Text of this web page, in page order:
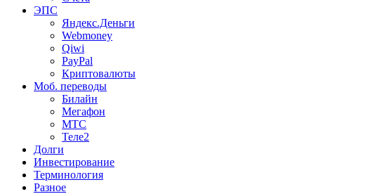
ЭПС
Яндекс.Деньги
Webmoney
Qiwi
PayPal
Криптовалюты
Моб. переводы
Билайн
Мегафон
МТС
Теле2
Долги
Инвестирование
Терминология
Разное